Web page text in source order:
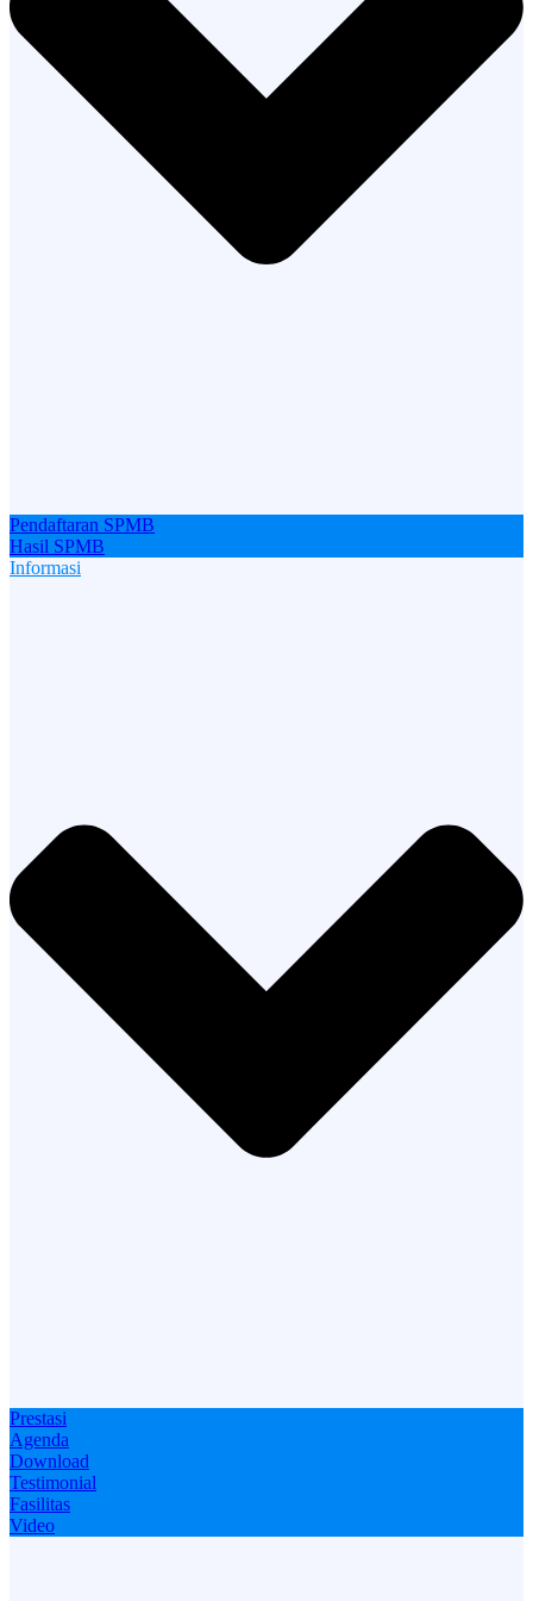
Pendaftaran SPMB
Hasil SPMB
Informasi
Prestasi
Agenda
Download
Testimonial
Fasilitas
Video